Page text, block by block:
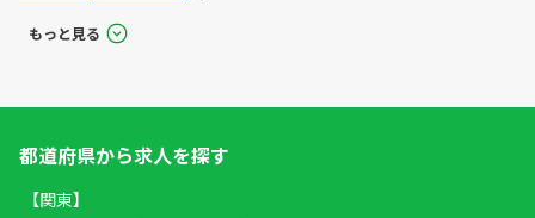
もっと見る
都道府県から求人を探す
【関東】